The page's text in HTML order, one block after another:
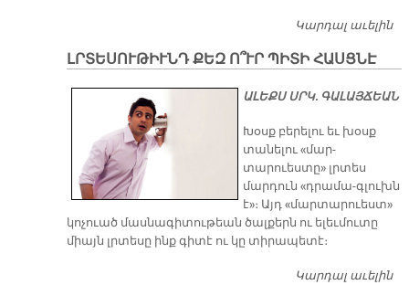
Կարդալ աւելին
ԼՐՏԵՍՈՒԹԻՒՆԴ ՔԵԶ Ո՞ՒՐ ՊԻՏԻ ՀԱՍՑՆԷ
ԱԼԵՔՍ ՍՐԿ. ԳԱԼԱՅՃԵԱՆ
Խօսք բերելու եւ խօսք
տանելու «մար-
տարուեստը» լրտես
մարդուն «դրամա-գլուխն
է»։ Այդ «մարտարուեստ»
կոչուած մասնագիտութեան ծալքերն ու ելեւմուտը
միայն լրտեսը ինք գիտէ ու կը տիրապետէ։
Կարդալ աւելին